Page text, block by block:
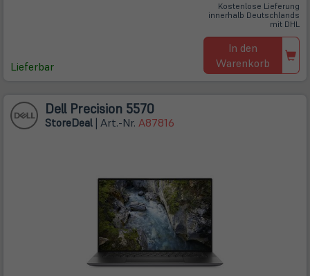
Lieferbar
Kostenlose Lieferung
innerhalb Deutschlands
mit DHL
In den
Warenkorb
Dell Precision 5570
StoreDeal | Art.-Nr. A87816